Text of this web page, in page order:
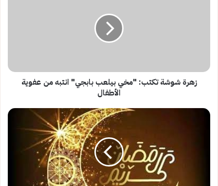
عفوية
الأطفال
زهرة شوشة تكتب: "مخي بيلعب بابجي" انتبه من عفوية
الأطفال
إمساكية